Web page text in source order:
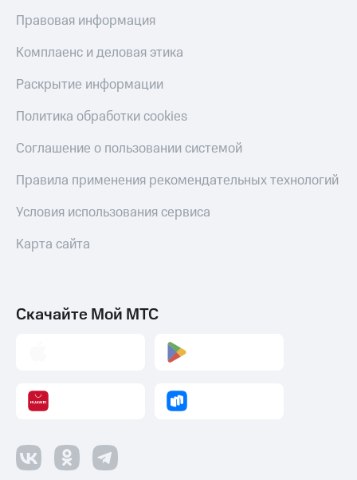
Правовая информация
Комплаенс и деловая этика
Раскрытие информации
Политика обработки cookies
Соглашение о пользовании системой
Правила применения рекомендательных технологий
Условия использования сервиса
Карта сайта
Скачайте Мой МТС